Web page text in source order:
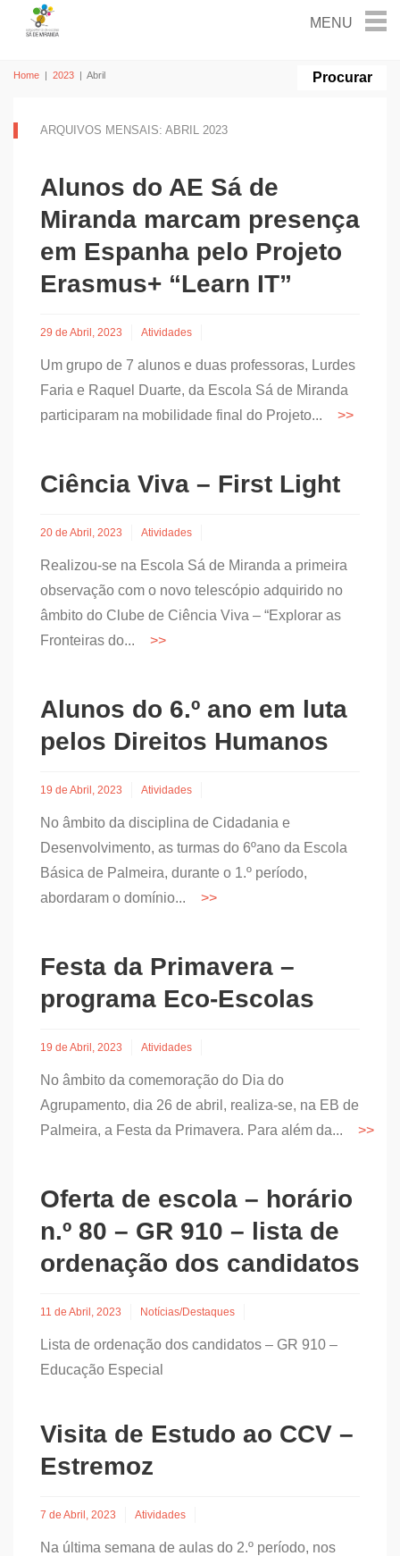
Home | 2023 | Abril
ARQUIVOS MENSAIS: ABRIL 2023
Alunos do AE Sá de
Miranda marcam presença
em Espanha pelo Projeto
Erasmus+ “Learn IT”
29 de Abril, 2023 Atividades
Um grupo de 7 alunos e duas professoras, Lurdes
Faria e Raquel Duarte, da Escola Sá de Miranda
participaram na mobilidade final do Projeto...
Ciência Viva – First Light
20 de Abril, 2023 Atividades
Realizou-se na Escola Sá de Miranda a primeira
observação com o novo telescópio adquirido no
âmbito do Clube de Ciência Viva – “Explorar as
Fronteiras do...
Alunos do 6.º ano em luta
pelos Direitos Humanos
19 de Abril, 2023 Atividades
No âmbito da disciplina de Cidadania e
Desenvolvimento, as turmas do 6ºano da Escola
Básica de Palmeira, durante o 1.º período,
abordaram o domínio...
Festa da Primavera –
programa Eco-Escolas
19 de Abril, 2023 Atividades
No âmbito da comemoração do Dia do
Agrupamento, dia 26 de abril, realiza-se, na EB de
Palmeira, a Festa da Primavera. Para além da...
Oferta de escola – horário
n.º 80 – GR 910 – lista de
ordenação dos candidatos
11 de Abril, 2023 Notícias/Destaques
Lista de ordenação dos candidatos – GR 910 –
Educação Especial
Visita de Estudo ao CCV –
Estremoz
7 de Abril, 2023 Atividades
Na última semana de aulas do 2.º período, nos